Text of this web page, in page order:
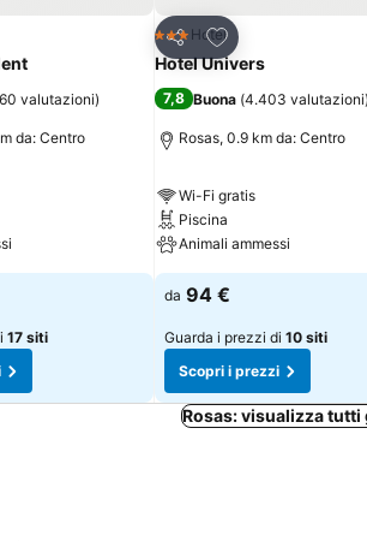
ai preferiti
valutazioni)
da: Centro
17 siti
Condividi
Aggiungi ai
3 StelleHotel
Hotel Univers
7,8 Buona (4.403 valutazioni)
Rosas, 0.9 km da: Centro
Wi-Fi gratis
Piscina
Animali ammessi
da 94 €
Guarda i prezzi di 10 siti
Scopri i prezzi
Rosas: visualizza tutti